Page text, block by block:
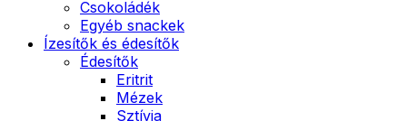
Csokoládék
Egyéb snackek
Ízesítők és édesítők
Édesítők
Eritrit
Mézek
Sztívia